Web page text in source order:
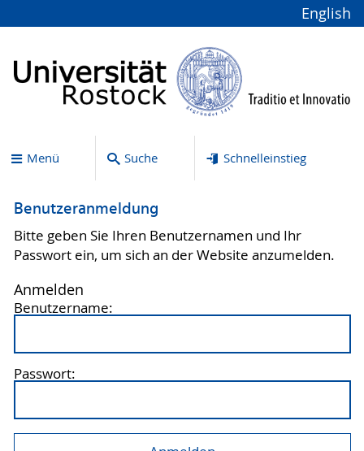
English
Menü Suche Schnelleinstieg
Benutzeranmeldung
Bitte geben Sie Ihren Benutzernamen und Ihr
Passwort ein, um sich an der Website anzumelden.
Anmelden
Benutzername:
Passwort: